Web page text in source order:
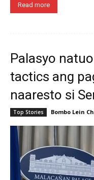
Read more
Palasyo
tactics ang
naaresto si
Top Stories Bombo Lein